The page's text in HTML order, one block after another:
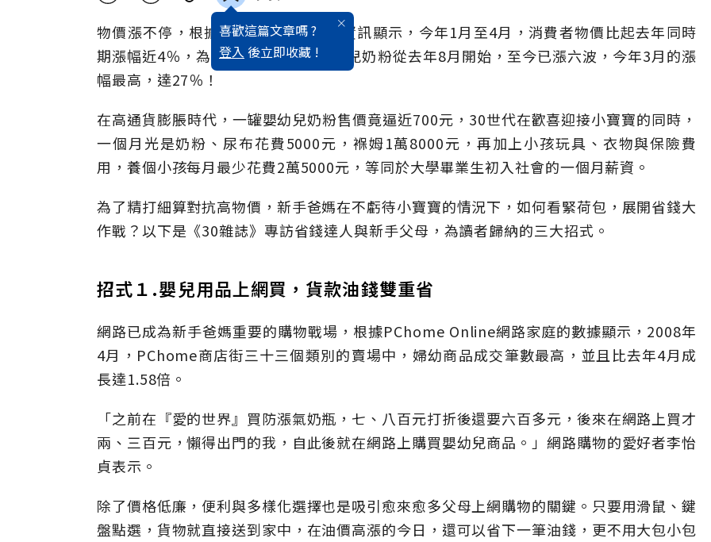
喜歡這篇文章嗎 ?
登入 後立即收藏 !
物價漲不停，根據行政院主計處最新資訊顯示，今年1月至4月，消費者物價比起去年同時
期漲幅近4％，為十年內的最高。嬰幼兒奶粉從去年8月開始，至今已漲六波，今年3月的漲
幅最高，達27％！
在高通貨膨脹時代，一罐嬰幼兒奶粉售價竟逼近700元，30世代在歡喜迎接小寶寶的同時，
一個月光是奶粉、尿布花費5000元，褓姆1萬8000元，再加上小孩玩具、衣物與保險費
用，養個小孩每月最少花費2萬5000元，等同於大學畢業生初入社會的一個月薪資。
為了精打細算對抗高物價，新手爸媽在不虧待小寶寶的情況下，如何看緊荷包，展開省錢大
作戰？以下是《30雜誌》專訪省錢達人與新手父母，為讀者歸納的三大招式。
招式１.嬰兒用品上網買，貨款油錢雙重省
網路已成為新手爸媽重要的購物戰場，根據PChome Online網路家庭的數據顯示，2008年
4月，PChome商店街三十三個類別的賣場中，婦幼商品成交筆數最高，並且比去年4月成
長達1.58倍。
「之前在『愛的世界』買防漲氣奶瓶，七、八百元打折後還要六百多元，後來在網路上買才
兩、三百元，懶得出門的我，自此後就在網路上購買嬰幼兒商品。」網路購物的愛好者李怡
貞表示。
除了價格低廉，便利與多樣化選擇也是吸引愈來愈多父母上網購物的關鍵。只要用滑鼠、鍵
盤點選，貨物就直接送到家中，在油價高漲的今日，還可以省下一筆油錢，更不用大包小包